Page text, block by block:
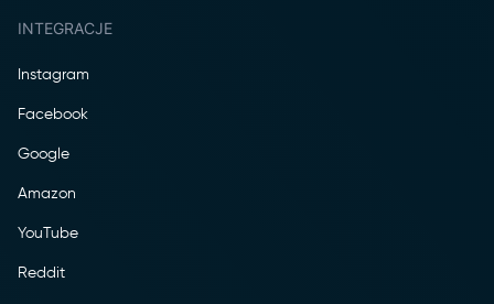
INTEGRACJE
Instagram
Facebook
Google
Amazon
YouTube
Reddit